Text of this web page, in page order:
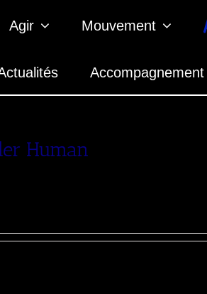
Agir Mouvement
Accompagnement
Human